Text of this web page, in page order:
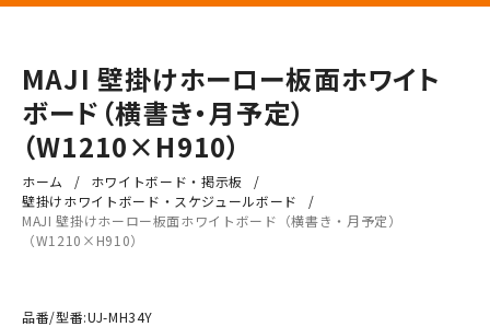
MAJI 壁掛けホーロー板面ホワイト
ボード（横書き・月予定）
（W1210×H910）
ホーム
ホワイトボード・掲示板
壁掛けホワイトボード・スケジュールボード
MAJI 壁掛けホーロー板面ホワイトボード（横書き・月予定）
（W1210×H910）
品番/型番:UJ-MH34Y